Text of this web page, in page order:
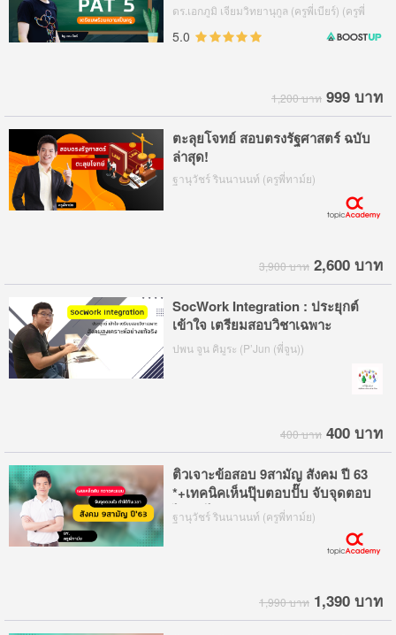
ดร.เอกภูมิ เจียมวิทยานุกูล (ครูพี่เบียร์) (ครูพี่
5.0
1,200 บาท 999 บาท
ตะลุยโจทย์ สอบตรงรัฐศาสตร์ ฉบับ
ล่าสุด!
ฐานุวัชร์ รินนานนท์ (ครูพี่ทาม์ย)
3,900 บาท 2,600 บาท
SocWork Integration : ประยุกต์
เข้าใจ เตรียมสอบวิชาเฉพาะ
สังคมสงเคราะห์อย่างแท้จริง
ปพน จูน คิมูระ (P’Jun (พี่จูน))
400 บาท 400 บาท
ติวเจาะข้อสอบ 9สามัญ สังคม ปี 63
*+เทคนิคเห็นปุ๊บตอบปั๊บ จับจุดตอบ
ไว ทำได้ทันเวลา
ฐานุวัชร์ รินนานนท์ (ครูพี่ทาม์ย)
1,990 บาท 1,390 บาท